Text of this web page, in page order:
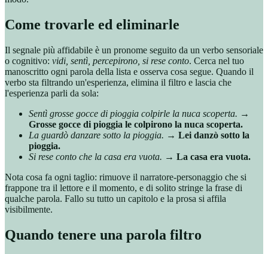
Come trovarle ed eliminarle
Il segnale più affidabile è un pronome seguito da un verbo sensoriale
o cognitivo: vidi, sentì, percepirono, si rese conto. Cerca nel tuo
manoscritto ogni parola della lista e osserva cosa segue. Quando il
verbo sta filtrando un'esperienza, elimina il filtro e lascia che
l'esperienza parli da sola:
Sentì grosse gocce di pioggia colpirle la nuca scoperta. →
Grosse gocce di pioggia le colpirono la nuca scoperta.
La guardò danzare sotto la pioggia. → Lei danzò sotto la
pioggia.
Si rese conto che la casa era vuota. → La casa era vuota.
Nota cosa fa ogni taglio: rimuove il narratore-personaggio che si
frappone tra il lettore e il momento, e di solito stringe la frase di
qualche parola. Fallo su tutto un capitolo e la prosa si affila
visibilmente.
Quando tenere una parola filtro